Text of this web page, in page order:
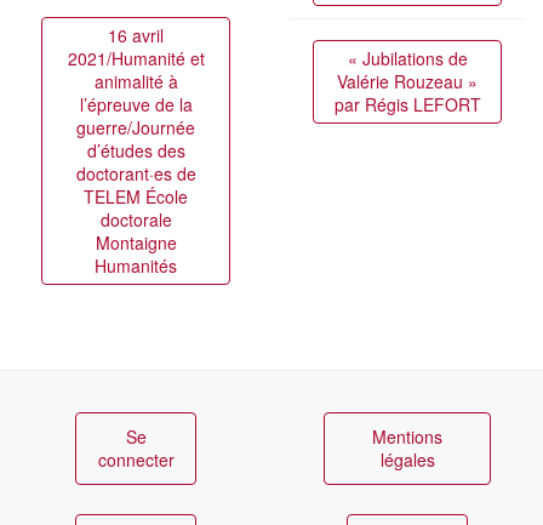
16 avril
2021/Humanité et
animalité à
l’épreuve de la
guerre/Journée
d’études des
doctorant·es de
TELEM École
doctorale
Montaigne
Humanités
« Jubilations de
Valérie Rouzeau »
par Régis LEFORT
Se
connecter
Mentions
légales